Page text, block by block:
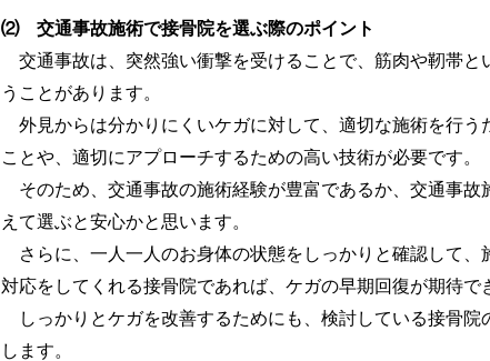
⑵ 交通事故施術で接骨院を選ぶ際のポイント
交通事故は、突然強い衝撃を受けることで、筋肉や靭帯と
うことがあります。
外見からは分かりにくいケガに対して、適切な施術を行う
ことや、適切にアプローチするための高い技術が必要です。
そのため、交通事故の施術経験が豊富であるか、交通事故
えて選ぶと安心かと思います。
さらに、一人一人のお身体の状態をしっかりと確認して、
対応をしてくれる接骨院であれば、ケガの早期回復が期待で
しっかりとケガを改善するためにも、検討している接骨院
します。